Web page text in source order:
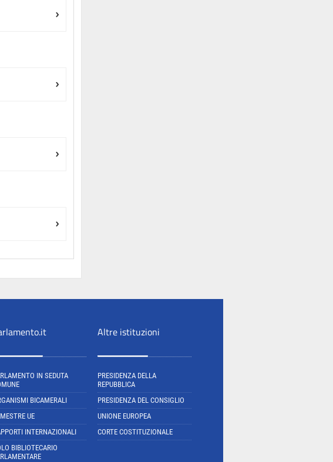
IN SEDUTA
BICAMERALI
UE
INTERNAZIONALI
BIBLIOTECARIO
Altre istituzioni
PRESIDENZA DELLA
REPUBBLICA
PRESIDENZA DEL CONSIGLIO
UNIONE EUROPEA
CORTE COSTITUZIONALE